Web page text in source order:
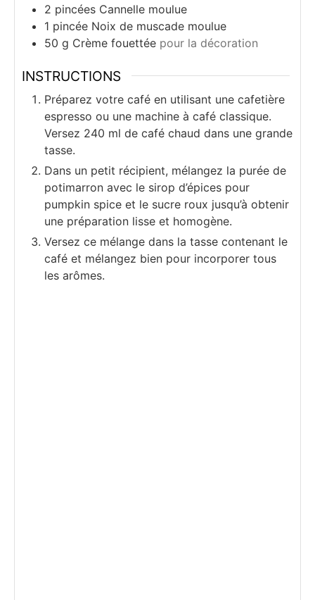
2 pincées Cannelle moulue
1 pincée Noix de muscade moulue
50 g Crème fouettée pour la décoration
INSTRUCTIONS
Préparez votre café en utilisant une cafetière
espresso ou une machine à café classique.
Versez 240 ml de café chaud dans une grande
tasse.
Dans un petit récipient, mélangez la purée de
potimarron avec le sirop d’épices pour
pumpkin spice et le sucre roux jusqu’à obtenir
une préparation lisse et homogène.
Versez ce mélange dans la tasse contenant le
café et mélangez bien pour incorporer tous
les arômes.